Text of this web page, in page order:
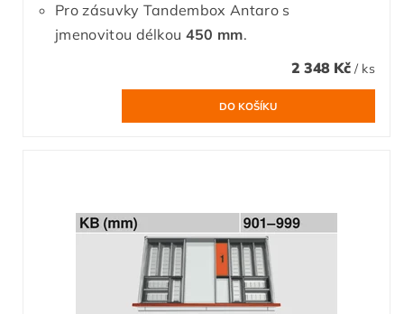
Pro zásuvky Tandembox Antaro s
jmenovitou délkou 450 mm.
2 348 Kč / ks